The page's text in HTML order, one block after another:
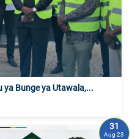
ya Bunge ya Utawala,...
31
Aug 23